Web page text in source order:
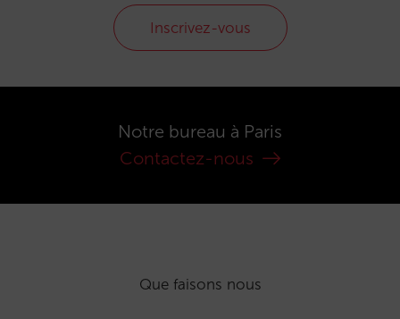
Inscrivez-vous
Notre bureau à Paris
Contactez-nous
Que faisons nous